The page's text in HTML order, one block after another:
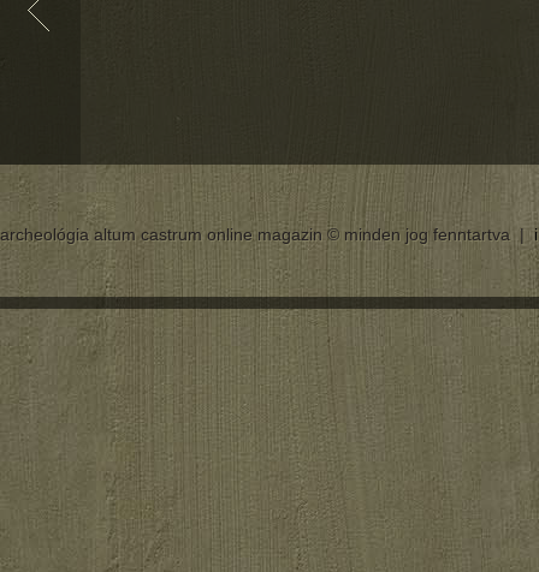
archeológia altum castrum online magazin © minden jog fenntartva |